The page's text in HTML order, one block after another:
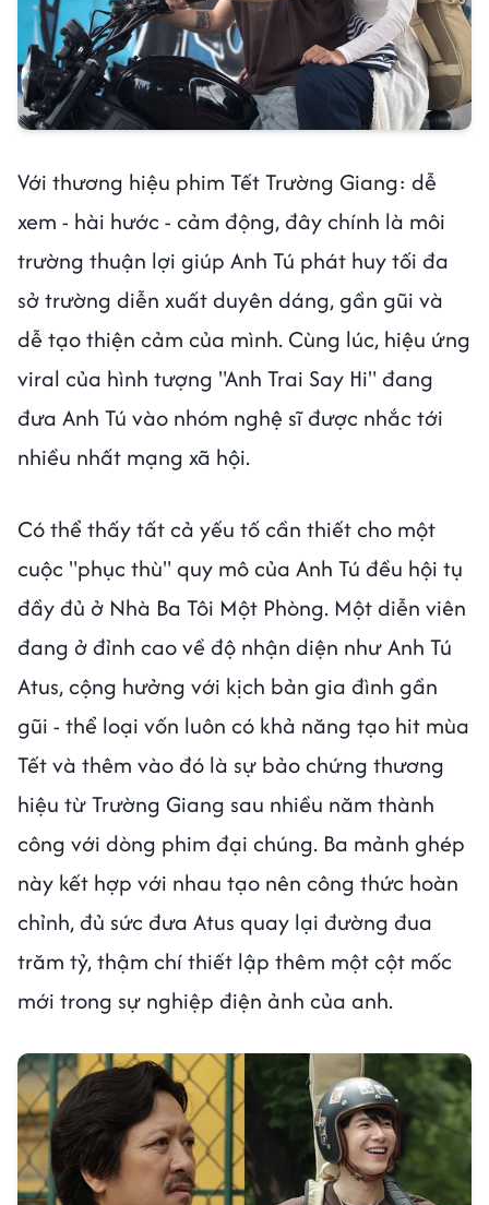
Với thương hiệu phim Tết Trường Giang: dễ
xem - hài hước - cảm động, đây chính là môi
trường thuận lợi giúp Anh Tú phát huy tối đa
sở trường diễn xuất duyên dáng, gần gũi và
dễ tạo thiện cảm của mình. Cùng lúc, hiệu ứng
viral của hình tượng "Anh Trai Say Hi" đang
đưa Anh Tú vào nhóm nghệ sĩ được nhắc tới
nhiều nhất mạng xã hội.
Có thể thấy tất cả yếu tố cần thiết cho một
cuộc "phục thù" quy mô của Anh Tú đều hội tụ
đầy đủ ở Nhà Ba Tôi Một Phòng. Một diễn viên
đang ở đỉnh cao về độ nhận diện như Anh Tú
Atus, cộng hưởng với kịch bản gia đình gần
gũi - thể loại vốn luôn có khả năng tạo hit mùa
Tết và thêm vào đó là sự bảo chứng thương
hiệu từ Trường Giang sau nhiều năm thành
công với dòng phim đại chúng. Ba mảnh ghép
này kết hợp với nhau tạo nên công thức hoàn
chỉnh, đủ sức đưa Atus quay lại đường đua
trăm tỷ, thậm chí thiết lập thêm một cột mốc
mới trong sự nghiệp điện ảnh của anh.